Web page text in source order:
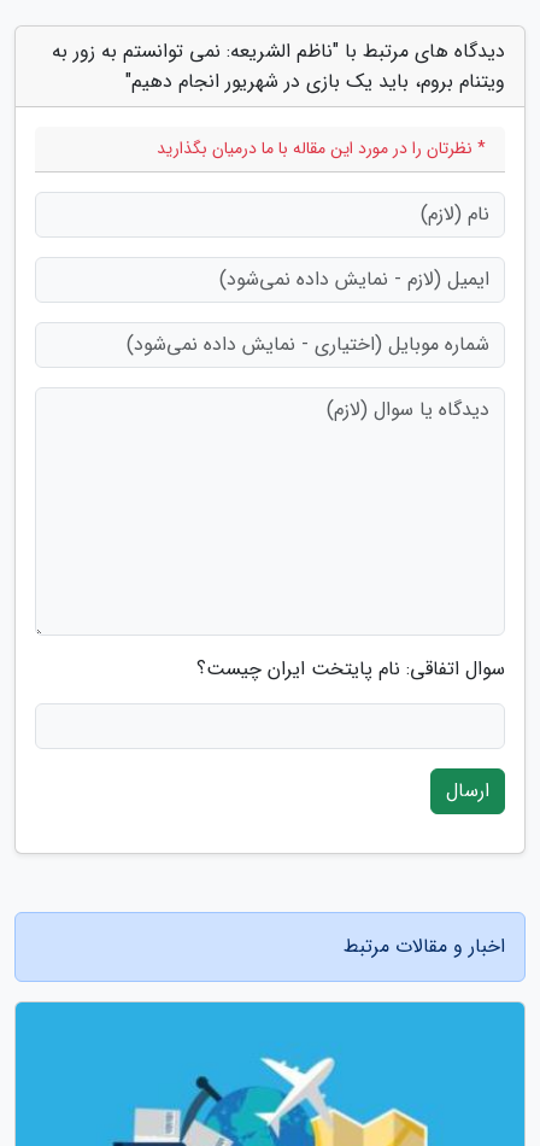
دیدگاه های مرتبط با "ناظم الشریعه: نمی توانستم به زور به
ویتنام بروم، باید یک بازی در شهریور انجام دهیم"
* نظرتان را در مورد این مقاله با ما درمیان بگذارید
سوال اتفاقی: نام پایتخت ایران چیست؟
ارسال
اخبار و مقالات مرتبط